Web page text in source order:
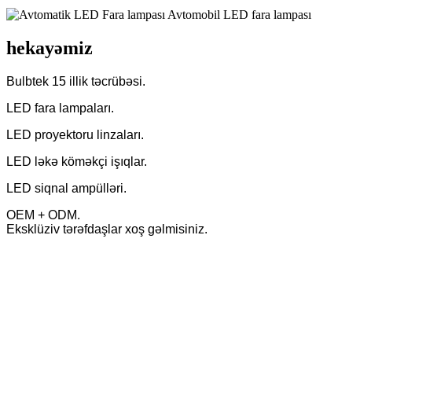
hekayəmiz
Bulbtek 15 illik təcrübəsi.
LED fara lampaları.
LED proyektoru linzaları.
LED ləkə köməkçi işıqlar.
LED siqnal ampülləri.
OEM + ODM.
Eksklüziv tərəfdaşlar xoş gəlmisiniz.